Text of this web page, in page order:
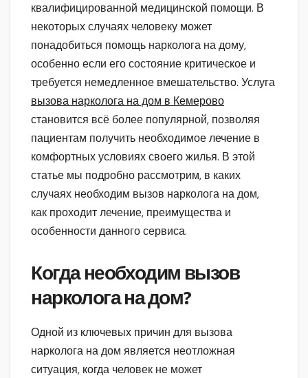
квалифицированной медицинской помощи. В
некоторых случаях человеку может
понадобиться помощь нарколога на дому,
особенно если его состояние критическое и
требуется немедленное вмешательство. Услуга
вызова нарколога на дом в Кемерово
становится всё более популярной, позволяя
пациентам получить необходимое лечение в
комфортных условиях своего жилья. В этой
статье мы подробно рассмотрим, в каких
случаях необходим вызов нарколога на дом,
как проходит лечение, преимущества и
особенности данного сервиса.
Когда необходим вызов
нарколога на дом?
Одной из ключевых причин для вызова
нарколога на дом является неотложная
ситуация, когда человек не может